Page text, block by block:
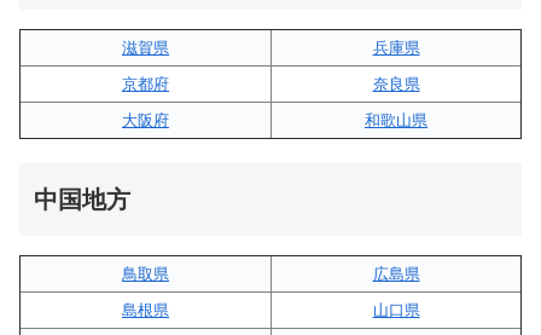
滋賀県
兵庫県
京都府
奈良県
大阪府
和歌山県
中国地方
鳥取県
広島県
島根県
山口県